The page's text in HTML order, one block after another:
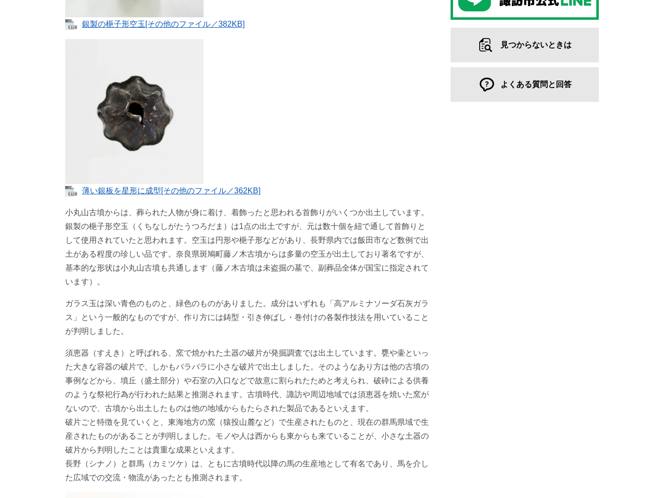
銀製の梔子形空玉[その他のファイル／382KB]
薄い銀板を星形に成型[その他のファイル／362KB]
小丸山古墳からは、葬られた人物が身に着け、着飾ったと思われる首飾りがいくつか出土しています。
銀製の梔子形空玉（くちなしがたうつろだま）は1点の出土ですが、元は数十個を紐で通して首飾りと
して使用されていたと思われます。空玉は円形や梔子形などがあり、長野県内では飯田市など数例で出
土がある程度の珍しい品です。奈良県斑鳩町藤ノ木古墳からは多量の空玉が出土しており著名ですが、
基本的な形状は小丸山古墳も共通します（藤ノ木古墳は未盗掘の墓で、副葬品全体が国宝に指定されて
います）。
ガラス玉は深い青色のものと、緑色のものがありました。成分はいずれも「高アルミナソーダ石灰ガラ
ス」という一般的なものですが、作り方には鋳型・引き伸ばし・巻付けの各製作技法を用いていること
が判明しました。
須恵器（すえき）と呼ばれる、窯で焼かれた土器の破片が発掘調査では出土しています。甕や壷といっ
た大きな容器の破片で、しかもバラバラに小さな破片で出土しました。そのようなあり方は他の古墳の
事例などから、墳丘（盛土部分）や石室の入口などで故意に割られたためと考えられ、破砕による供養
のような祭祀行為が行われた結果と推測されます。古墳時代、諏訪や周辺地域では須恵器を焼いた窯が
ないので、古墳から出土したものは他の地域からもたらされた製品であるといえます。
破片ごと特徴を見ていくと、東海地方の窯（猿投山麓など）で生産されたものと、現在の群馬県域で生
産されたものがあることが判明しました。モノや人は西からも東からも来ていることが、小さな土器の
破片から判明したことは貴重な成果といえます。
長野（シナノ）と群馬（カミツケ）は、ともに古墳時代以降の馬の生産地として有名であり、馬を介し
た広域での交流・物流があったとも推測されます。
見つからないときは
よくある質問と回答